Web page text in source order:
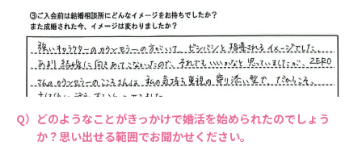
どのようなことがきっかけで婚活を始められたのでしょう
か？思い出せる範囲でお聞かせください。